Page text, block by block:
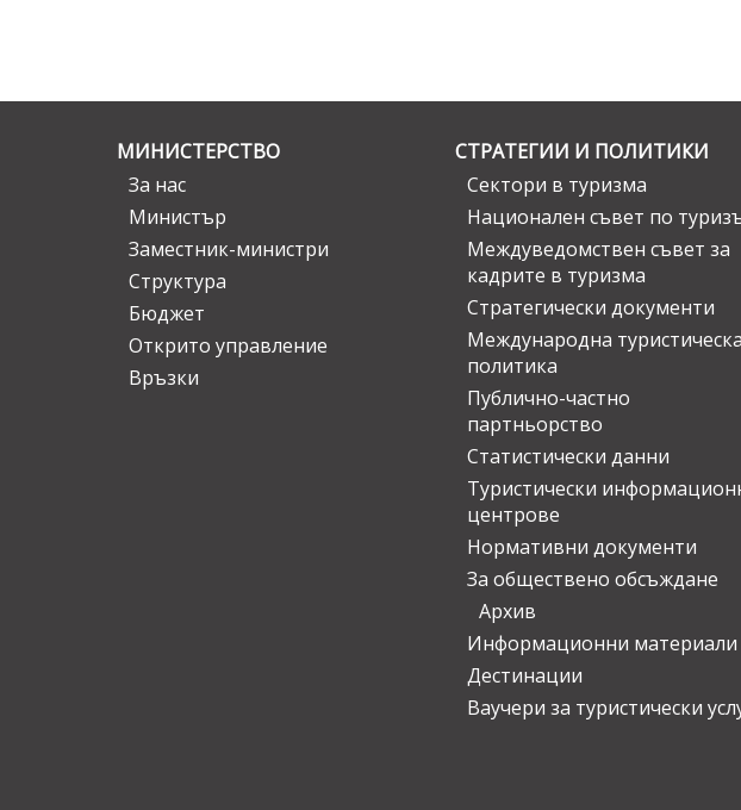
МИНИСТЕРСТВО
За нас
Министър
Заместник-министри
Структура
Бюджет
Открито управление
Връзки
СТРАТЕГИИ И ПОЛИТИКИ
Сектори в туризма
Национален съвет по
Междуведомствен съвет за
кадрите в туризма
Стратегически документи
Международна туристическа
политика
Публично-частно
партньорство
Статистически данни
Туристически
центрове
Нормативни документи
За обществено обсъждане
Архив
Информационни материали
Дестинации
Ваучери за туристически